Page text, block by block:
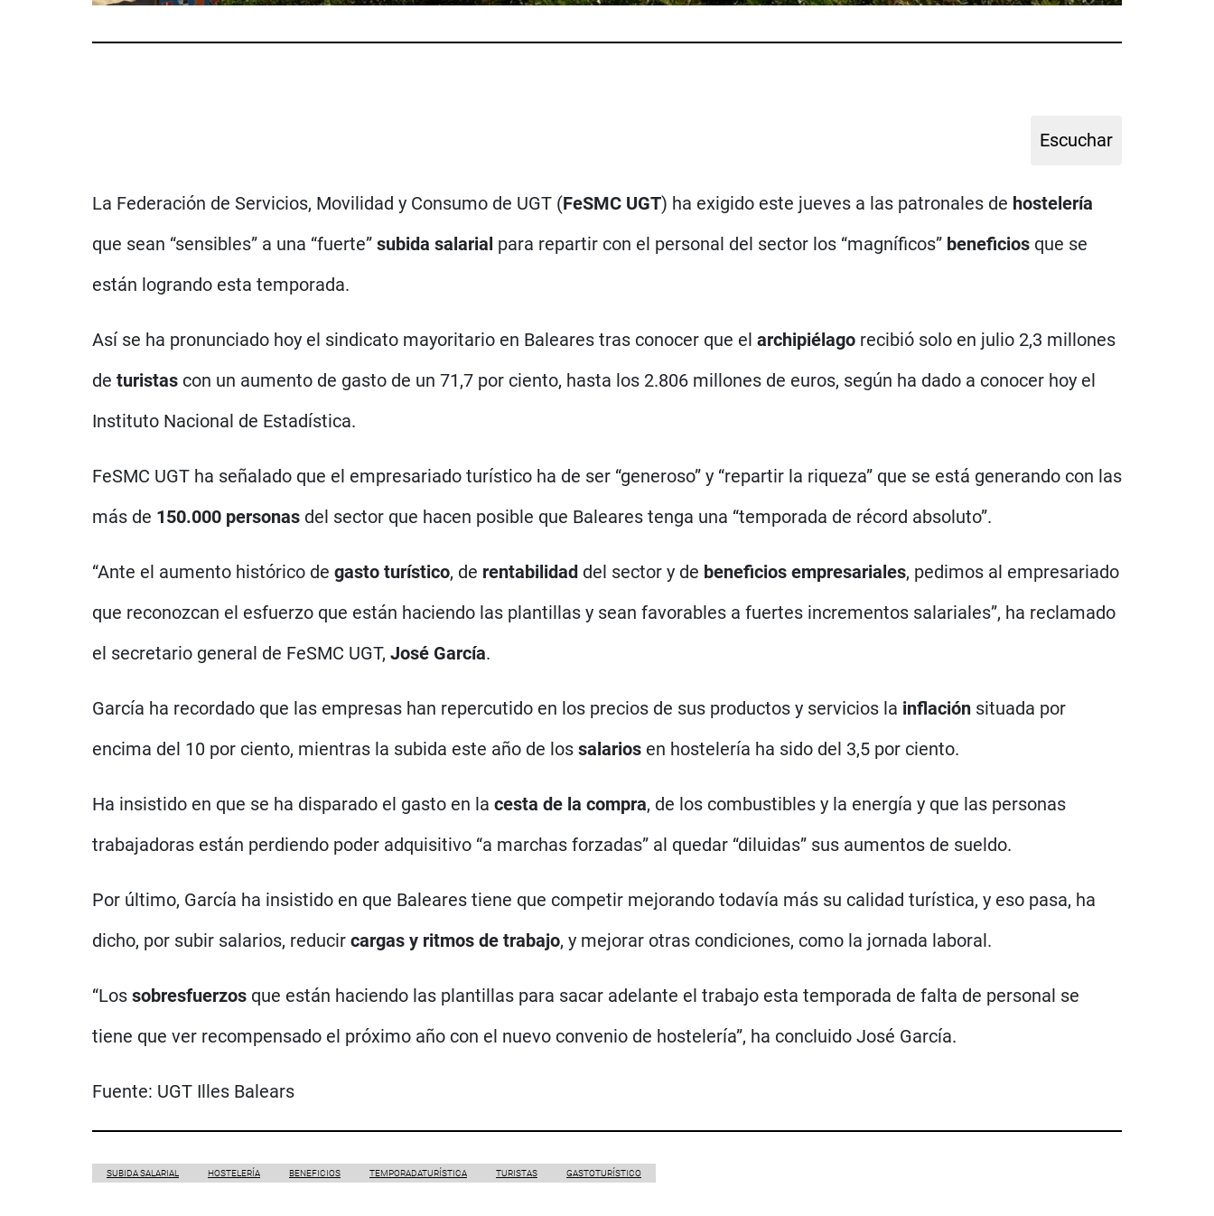
La Federación de Servicios, Movilidad y Consumo de UGT (FeSMC UGT) ha exigido este jueves a las patronales de hostelería
que sean “sensibles” a una “fuerte” subida salarial para repartir con el personal del sector los “magníficos” beneficios que se
están logrando esta temporada.
Así se ha pronunciado hoy el sindicato mayoritario en Baleares tras conocer que el archipiélago recibió solo en julio 2,3 millones
de turistas con un aumento de gasto de un 71,7 por ciento, hasta los 2.806 millones de euros, según ha dado a conocer hoy el
Instituto Nacional de Estadística.
FeSMC UGT ha señalado que el empresariado turístico ha de ser “generoso” y “repartir la riqueza” que se está generando con las
más de 150.000 personas del sector que hacen posible que Baleares tenga una “temporada de récord absoluto”.
“Ante el aumento histórico de gasto turístico, de rentabilidad del sector y de beneficios empresariales, pedimos al empresariado
que reconozcan el esfuerzo que están haciendo las plantillas y sean favorables a fuertes incrementos salariales”, ha reclamado
el secretario general de FeSMC UGT, José García.
García ha recordado que las empresas han repercutido en los precios de sus productos y servicios la inflación situada por
encima del 10 por ciento, mientras la subida este año de los salarios en hostelería ha sido del 3,5 por ciento.
Ha insistido en que se ha disparado el gasto en la cesta de la compra, de los combustibles y la energía y que las personas
trabajadoras están perdiendo poder adquisitivo “a marchas forzadas” al quedar “diluidas” sus aumentos de sueldo.
Por último, García ha insistido en que Baleares tiene que competir mejorando todavía más su calidad turística, y eso pasa, ha
dicho, por subir salarios, reducir cargas y ritmos de trabajo, y mejorar otras condiciones, como la jornada laboral.
“Los sobresfuerzos que están haciendo las plantillas para sacar adelante el trabajo esta temporada de falta de personal se
tiene que ver recompensado el próximo año con el nuevo convenio de hostelería”, ha concluido José García.
Fuente: UGT Illes Balears
SUBIDA SALARIAL HOSTELERÍA BENEFICIOS TEMPORADATURÍSTICA TURISTAS GASTOTURÍSTICO